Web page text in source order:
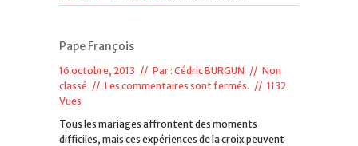
Pape François
16 octobre, 2013 // Par : Cédric BURGUN // Non
classé // Les commentaires sont fermés. // 1132
Vues
Tous les mariages affrontent des moments
difficiles, mais ces expériences de la croix peuvent